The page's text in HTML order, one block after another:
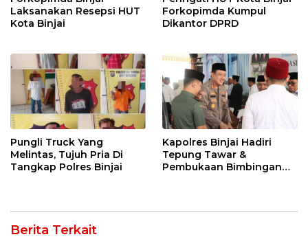
Laksanakan Resepsi HUT
Kota Binjai
Forkopimda Kumpul
Dikantor DPRD
Pungli Truck Yang
Melintas, Tujuh Pria Di
Tangkap Polres Binjai
Kapolres Binjai Hadiri
Tepung Tawar &
Pembukaan Bimbingan
Berita Terkait